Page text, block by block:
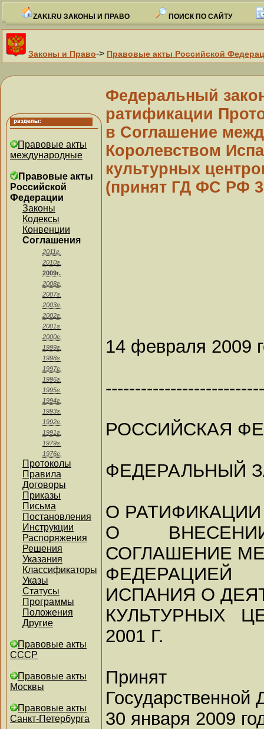
ZAKI.RU ЗАКОНЫ И ПРАВО ПОИСК ПО САЙТУ
Законы и Право-> Правовые акты Российской
Правовые акты
международные
Правовые акты
Российской
Федерации
Законы
Кодексы
Конвенции
Соглашения
2011г.
2010г.
2009г.
2008г.
2007г.
2003г.
2002г.
2001г.
2000г.
1999г.
1998г.
1997г.
1996г.
1995г.
1994г.
1993г.
1992г.
1991г.
1979г.
1976г.
Протоколы
Правила
Договоры
Приказы
Письма
Постановления
Инструкции
Распоряжения
Решения
Указания
Классификаторы
Указы
Статусы
Программы
Положения
Другие
Правовые акты
СССР
Правовые акты
Москвы
Правовые акты
Санкт-Петербурга
Федеральный
ратификации
в Соглашение
Королевством
культурных
(принят ГД ФС РФ
14 февраля 2009
РОССИЙСКАЯ
ФЕДЕРАЛЬНЫЙ
О
О
СОГЛАШЕНИЕ
ИСПАНИЯ О
КУЛЬТУРНЫХ
2001 Г.
Принят
Государственной
30 января 2009